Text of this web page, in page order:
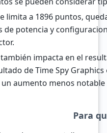
limita a 1896 puntos,
de potencia y
impacta en el
de Time Spy
aumento menos
Para